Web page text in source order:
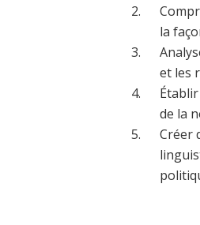
la
et les
de la
Créer